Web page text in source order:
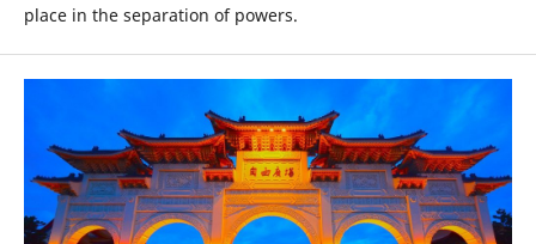
place in the separation of powers.